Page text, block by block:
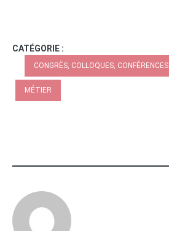
CATÉGORIE :
CONGRÈS, COLLOQUES,
MÉTIER